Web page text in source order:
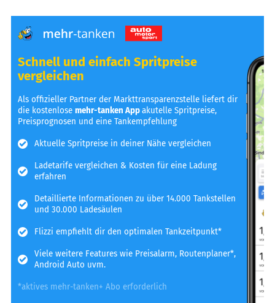
Schnell und einfach Spritpreise
vergleichen
Als offizieller Partner der Markttransparenzstelle liefert dir
die kostenlosemehr-tanken Appakutelle Spritpreise,
Preisprognosen und eine Tankempfehlung
Aktuelle Spritpreise in deiner Nähe vergleichen
Ladetarife vergleichen & Kosten für eine Ladung
erfahren
Detaillierte Informationen zu über 14.000 Tankstellen
und 30.000 Ladesäulen
Flizzi empfiehlt dir den optimalen Tankzeitpunkt*
Viele weitere Features wie Preisalarm, Routenplaner*,
Android Auto uvm.
*aktives mehr-tanken+ Abo erforderlich